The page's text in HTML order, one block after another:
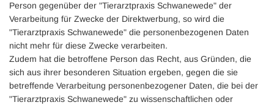
Person gegenüber der "Tierarztpraxis Schwanewede" der
Verarbeitung für Zwecke der Direktwerbung, so wird die
"Tierarztpraxis Schwanewede" die personenbezogenen Daten
nicht mehr für diese Zwecke verarbeiten.
Zudem hat die betroffene Person das Recht, aus Gründen, die
sich aus ihrer besonderen Situation ergeben, gegen die sie
betreffende Verarbeitung personenbezogener Daten, die bei der
"Tierarztpraxis Schwanewede" zu wissenschaftlichen oder